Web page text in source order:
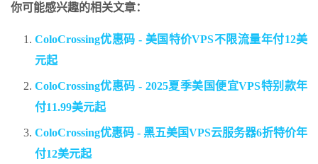
你可能感兴趣的相关文章：
ColoCrossing优惠码 - 美国特价VPS不限流量年付12美
元起
ColoCrossing优惠码 - 2025夏季美国便宜VPS特别款年
付11.99美元起
ColoCrossing优惠码 - 黑五美国VPS云服务器6折特价年
付12美元起